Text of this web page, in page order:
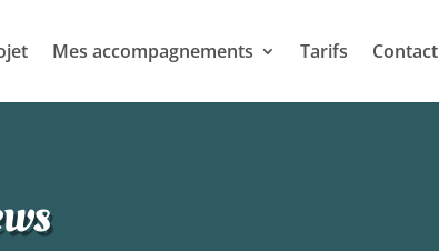
Mes accompagnements Tarifs Contact